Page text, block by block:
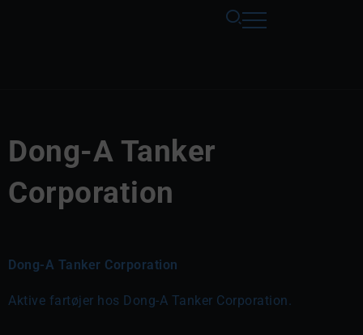
Dong-A Tanker
Corporation
Dong-A Tanker Corporation
Aktive fartøjer hos Dong-A Tanker Corporation.